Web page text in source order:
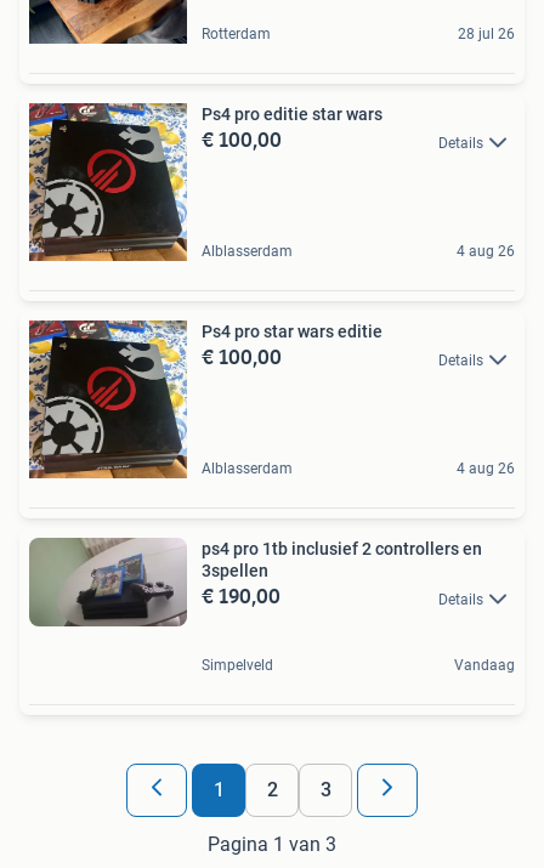
Rotterdam 28 jul 26
Ps4 pro editie star wars
€ 100,00 Details
Alblasserdam 4 aug 26
Ps4 pro star wars editie
€ 100,00 Details
Alblasserdam 4 aug 26
ps4 pro 1tb inclusief 2 controllers en
3spellen
€ 190,00 Details
Simpelveld Vandaag
1 2 3
Pagina 1 van 3